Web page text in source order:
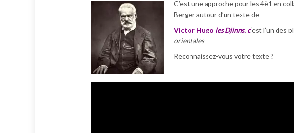
C’est une approche pour les 4è1 en
Berger autour d’un texte de
Victor Hugo les Djinns, c‘est l’un des
orientales
Reconnaissez-vous votre texte ?